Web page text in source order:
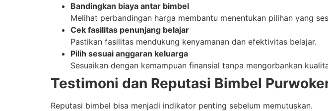
Bandingkan biaya antar bimbel
Melihat perbandingan harga membantu menentukan pilihan yang
Cek fasilitas penunjang belajar
Pastikan fasilitas mendukung kenyamanan dan efektivitas belajar.
Pilih sesuai anggaran keluarga
Sesuaikan dengan kemampuan finansial tanpa mengorbankan
Testimoni dan Reputasi Bimbel
Reputasi bimbel bisa menjadi indikator penting sebelum memutuskan.